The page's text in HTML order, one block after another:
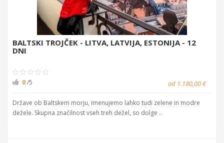
BALTSKI TROJČEK - LITVA, LATVIJA, ESTONIJA - 12
DNI
0/5 od 1.180,00 €
Države ob Baltskem morju, imenujemo lahko tudi zelene in modre
dežele. Skupna značilnost vseh treh dežel, so dolge ..